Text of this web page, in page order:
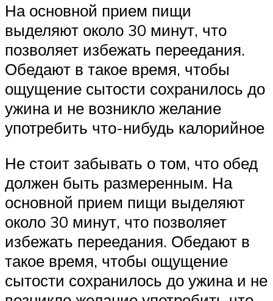
На основной прием пищи
выделяют около 30 минут, что
позволяет избежать переедания.
Обедают в такое время, чтобы
ощущение сытости сохранилось до
ужина и не возникло желание
употребить что-нибудь калорийное
Не стоит забывать о том, что обед
должен быть размеренным. На
основной прием пищи выделяют
около 30 минут, что позволяет
избежать переедания. Обедают в
такое время, чтобы ощущение
сытости сохранилось до ужина и не